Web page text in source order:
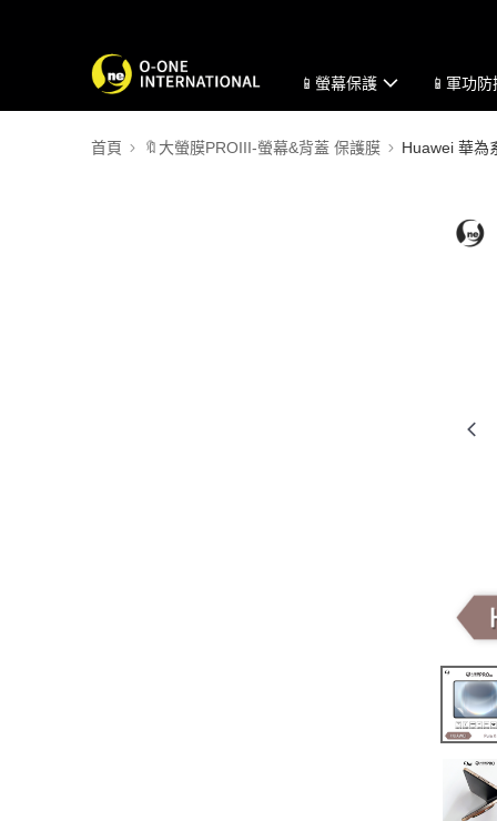
📱螢幕保護 📱軍功
首頁 🔖大螢膜PROIII-螢幕&背蓋 保護膜 Huawei 華為